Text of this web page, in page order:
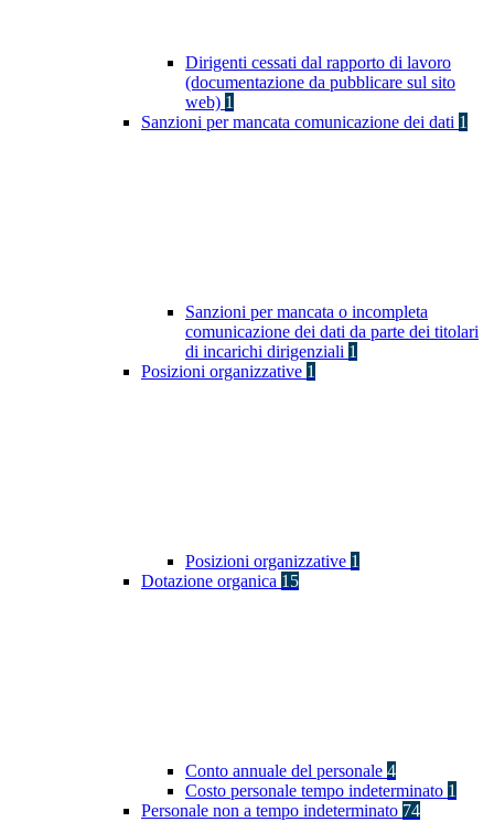
Dirigenti cessati dal rapporto di lavoro
(documentazione da pubblicare sul sito
web) 1
Sanzioni per mancata comunicazione dei dati 1
Sanzioni per mancata o incompleta
comunicazione dei dati da parte dei titolari
di incarichi dirigenziali 1
Posizioni organizzative 1
Posizioni organizzative 1
Dotazione organica 15
Conto annuale del personale 4
Costo personale tempo indeterminato 1
Personale non a tempo indeterminato 74